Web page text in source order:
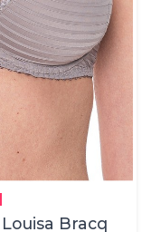
Bracq